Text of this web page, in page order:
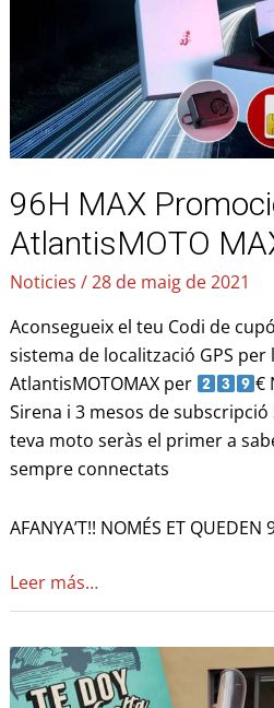
96H MAX
AtlantisMOTO
Noticies /28 de maig de 2021
Aconsegueix el teu Codi de
sistema de localització GPS per
AtlantisMOTOMAX per
€
Sirena i 3 mesos de subscripció
teva moto seràs el primer a
sempre connectats
AFANYA’T!! NOMÉS ET QUEDEN
Leer más…
a
Gerardo